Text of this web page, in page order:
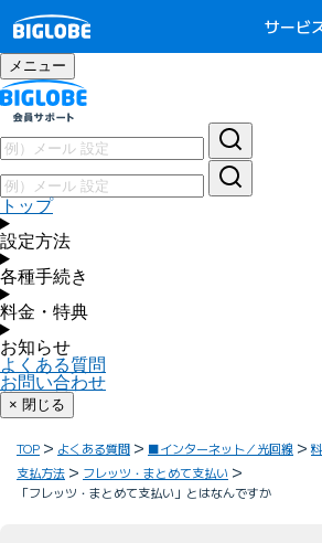
サービ
メニュー
トップ
設定方法
各種手続き
料金・特典
お知らせ
よくある質問
お問い合わせ
× 閉じる
TOP よくある質問 ■インターネット／光回線
支払方法
フレッツ・まとめて支払い
「フレッツ・まとめて支払い」とはなんですか